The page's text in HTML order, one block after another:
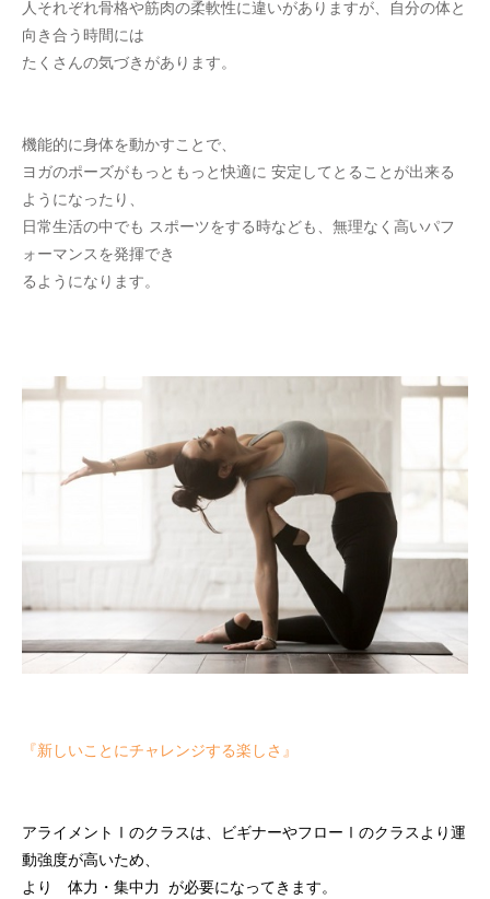
人それぞれ骨格や筋肉の柔軟性に違いがありますが、自分の体と
向き合う時間には
たくさんの気づきがあります。
機能的に身体を動かすことで、
ヨガのポーズがもっともっと快適に 安定してとることが出来る
ようになったり、
日常生活の中でも スポーツをする時なども、無理なく高いパフ
ォーマンスを発揮でき
るようになります。
『新しいことにチャレンジする楽しさ』
アライメントⅠのクラスは、ビギナーやフローⅠのクラスより運
動強度が高いため、
より 体力・集中力 が必要になってきます。